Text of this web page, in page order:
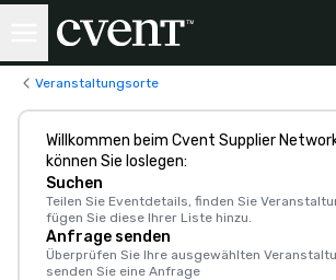
Veranstaltungsorte
Willkommen beim Cvent Supplier
können Sie loslegen:
Suchen
Teilen Sie Eventdetails, finden Sie
fügen Sie diese Ihrer Liste hinzu.
Anfrage senden
Überprüfen Sie Ihre ausgewählten
senden Sie eine Anfrage